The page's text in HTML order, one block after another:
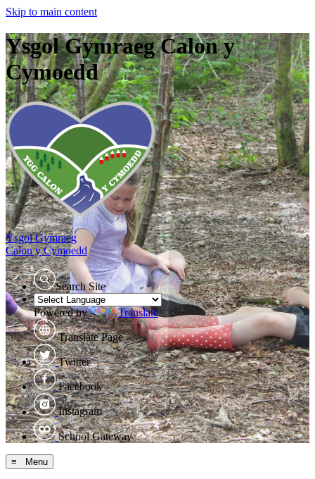
Skip to main content
Ysgol Gymraeg Calon y
Cymoedd
Ysgol Gymraeg
Calon y Cymoedd
Search Site
Powered by Translate
Translate Page
Twitter
Facebook
Instagram
School Gateway
≡ Menu